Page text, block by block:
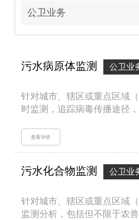
公卫业务
污水病原体监测 公卫业
针对城市、辖区或重点区域
时监测，追踪病毒传播途径
体监控以及疫情防控工作。...
查看详情
污水化合物监测 公卫业
针对城市、辖区或重点区域
监测分析，包括但不限于农